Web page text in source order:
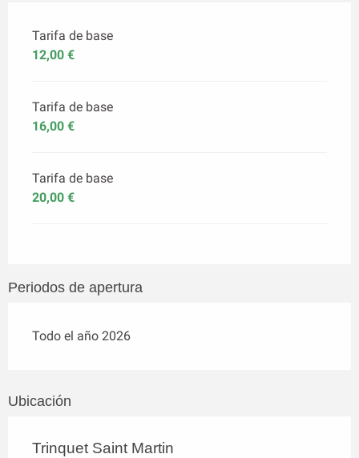
Tarifa de base
12,00 €
Tarifa de base
16,00 €
Tarifa de base
20,00 €
Periodos de apertura
Todo el año 2026
Ubicación
Trinquet Saint Martin